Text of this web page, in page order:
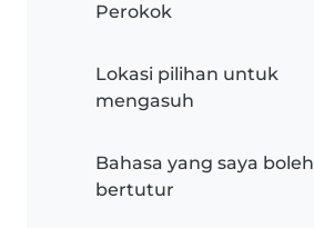
Perokok
Lokasi pilihan untuk
mengasuh
Bahasa yang saya boleh
bertutur